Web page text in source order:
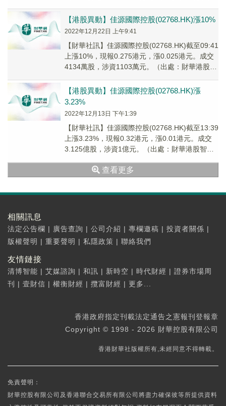
【港股異動】佳源國際控股(02768.HK)漲10%
2022年12月22日 上午9:41
【財華社訊】佳源國際控股(02768.HK)截至09:41
上漲10%，現報0.275港元，漲0.025港元。成交
4134萬股，涉資1103萬元。（出處：財華港股智
【港股異動】佳源國際控股(02768.HK)漲
3.23%
2022年12月13日 下午1:39
【財華社訊】佳源國際控股(02768.HK)截至13:39
上漲3.23%，現報0.32港元，漲0.01港元。成交
3.125億股，涉資1億元。（出處：財華港股智能
查看更多
相關訊息
法定公告欄 | 廣告查詢 | 公司介紹 | 專欄邀稿 | 投資者關係 |
版權聲明 | 重要聲明 | 私隱政策 | 聯絡我們
友情鏈接
清博智能 | 艾媒諮詢 | 和訊 | 新時空 | 時代財經 | 證券市場周
刊
| 壹財信 | 權衡財經 | 攬富財經 | 更多...
香港政府指定刊載法定通告之憲報刊登報章
Copyright © 1998 - 2026 財華控股有限公司
香港財華社版權所有,未經同意不得轉載。
免責聲明：
財華控股有限公司及香港聯合交易所有限公司將盡力確保彼等所提供資料